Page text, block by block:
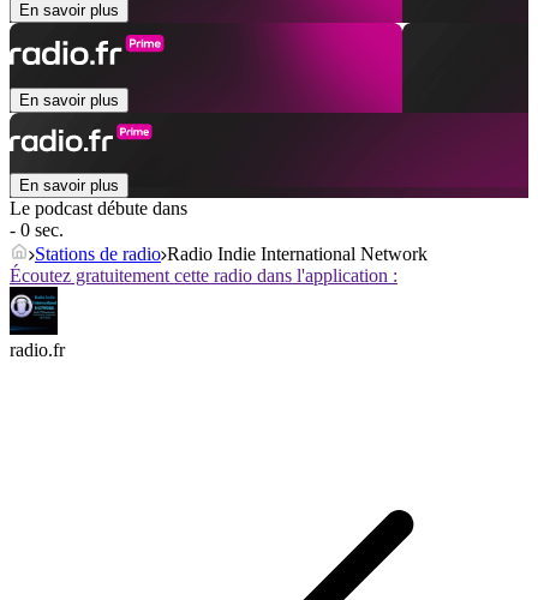
En savoir plus
En savoir plus
En savoir plus
Le podcast débute dans
- 0 sec.
Stations de radio Radio Indie International Network
Écoutez gratuitement cette radio dans l'application :
radio.fr